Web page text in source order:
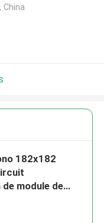
China
182x182
module de